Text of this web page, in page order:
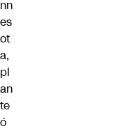
nn
es
ot
a,
pl
an
te
ó